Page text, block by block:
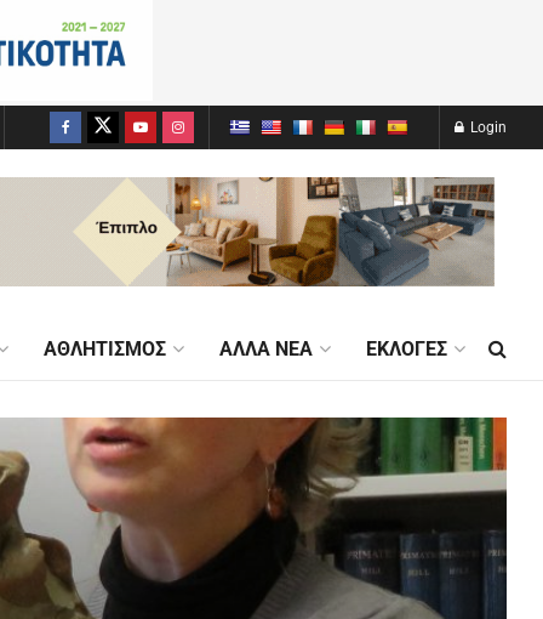
Login
ΑΘΛΗΤΙΣΜΌΣ ΆΛΛΑ ΝΈΑ ΕΚΛΟΓΈΣ